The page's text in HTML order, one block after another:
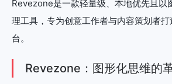
Revezone是一款轻量级、本地优先且以
理工具，专为创意工作者与内容策划者
台。
Revezone：图形化思维的